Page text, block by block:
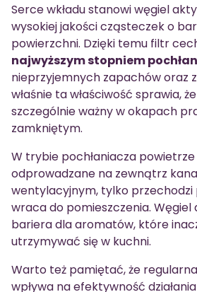
Serce wkładu stanowi węgiel
wysokiej jakości cząsteczek o
powierzchni. Dzięki temu filtr
najwyższym stopniem
nieprzyjemnych zapachów oraz
właśnie ta właściwość sprawia,
szczególnie ważny w okapach
zamkniętym.
W trybie pochłaniacza powietrze
odprowadzane na zewnątrz
wentylacyjnym, tylko przechodzi
wraca do pomieszczenia. Węgiel
bariera dla aromatów, które
utrzymywać się w kuchni.
Warto też pamiętać, że
wpływa na efektywność